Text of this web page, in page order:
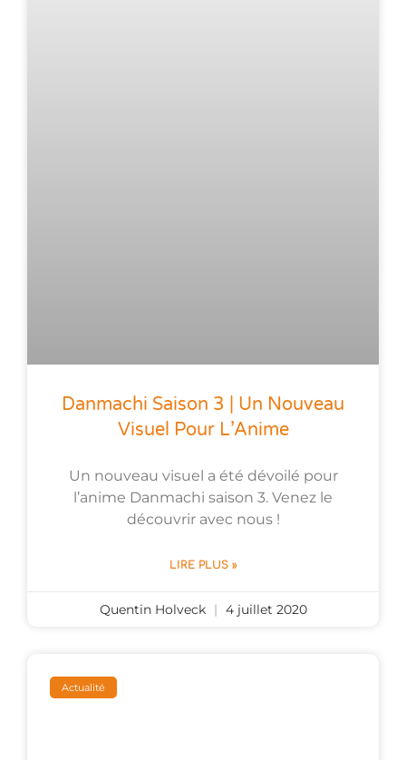
Danmachi Saison 3 | Un Nouveau
Visuel Pour L’Anime
Un nouveau visuel a été dévoilé pour
l’anime Danmachi saison 3. Venez le
découvrir avec nous !
LIRE PLUS »
Quentin Holveck 4 juillet 2020
Actualité